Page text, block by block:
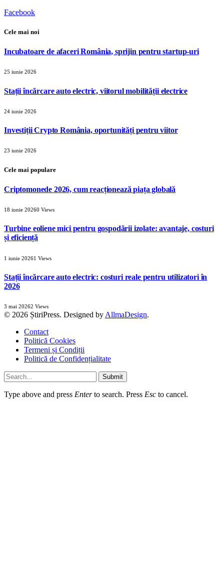
Facebook
Cele mai noi
Incubatoare de afaceri România, sprijin pentru startup-uri
25 iunie 2026
Stații încărcare auto electric, viitorul mobilității electrice
24 iunie 2026
Investiții Crypto România, oportunități pentru viitor
23 iunie 2026
Cele mai populare
Criptomonede 2026, cum reacționează piața globală
18 iunie 20260 Views
Turbine eoliene mici pentru gospodării izolate: avantaje, costuri
și eficiență
1 iunie 20261 Views
Stații încărcare auto electric: costuri reale pentru utilizatori în
2026
3 mai 20262 Views
© 2026 ȘtiriPress. Designed by AllmaDesign.
Contact
Politică Cookies
Termeni și Condiții
Politică de Confidențialitate
Submit
Type above and press Enterto search. Press Esc to cancel.